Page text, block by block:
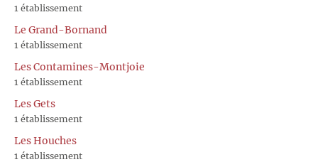
1 établissement
Le Grand-Bornand
1 établissement
Les Contamines-Montjoie
1 établissement
Les Gets
1 établissement
Les Houches
1 établissement